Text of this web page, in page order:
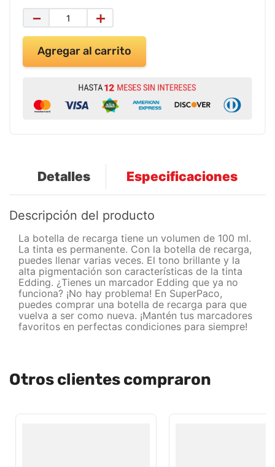
＋
－
Agregar al carrito
Detalles Especificaciones
Descripción del producto
La botella de recarga tiene un volumen de 100 ml.
La tinta es permanente. Con la botella de recarga,
puedes llenar varias veces. El tono brillante y la
alta pigmentación son características de la tinta
Edding. ¿Tienes un marcador Edding que ya no
funciona? ¡No hay problema! En SuperPaco,
puedes comprar una botella de recarga para que
vuelva a ser como nueva. ¡Mantén tus marcadores
favoritos en perfectas condiciones para siempre!
Otros clientes compraron